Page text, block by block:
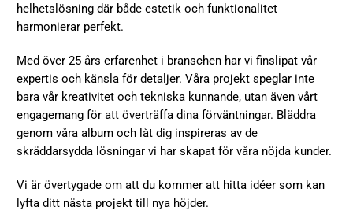
helhetslösning där både estetik och funktionalitet
harmonierar perfekt.
Med över 25 års erfarenhet i branschen har vi finslipat vår
expertis och känsla för detaljer. Våra projekt speglar inte
bara vår kreativitet och tekniska kunnande, utan även vårt
engagemang för att överträffa dina förväntningar. Bläddra
genom våra album och låt dig inspireras av de
skräddarsydda lösningar vi har skapat för våra nöjda kunder.
Vi är övertygade om att du kommer att hitta idéer som kan
lyfta ditt nästa projekt till nya höjder.